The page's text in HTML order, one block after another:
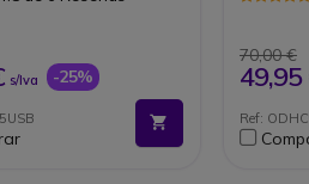
del micrófono a 300
s/Iva -25%
Busy
70,00 €
49,95
Ref: